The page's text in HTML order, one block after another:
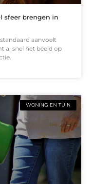
sfeer brengen in
aanvoelt
al snel het beeld op
WONING EN TUIN